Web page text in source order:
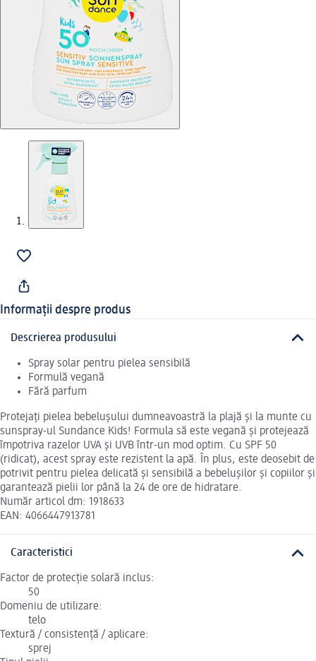
Informații despre produs
Descrierea produsului
Spray solar pentru pielea sensibilă
Formulă vegană
Fără parfum
Protejați pielea bebelușului dumneavoastră la plajă și la munte cu
sunspray-ul Sundance Kids! Formula să este vegană și protejează
împotriva razelor UVA și UVB într-un mod optim. Cu SPF 50
(ridicat), acest spray este rezistent la apă. În plus, este deosebit de
potrivit pentru pielea delicată și sensibilă a bebelușilor și copiilor și
garantează pielii lor până la 24 de ore de hidratare.
Număr articol dm: 1918633
EAN: 4066447913781
Caracteristici
Factor de protecție solară inclus:
50
Domeniu de utilizare:
telo
Textură / consistență / aplicare:
sprej